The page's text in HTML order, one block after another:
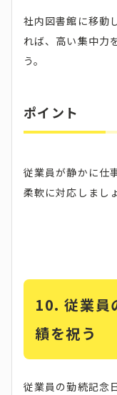
社内図書館に移動
れば、高い集中力
う。
ポイント
従業員が静かに仕
柔軟に対応しましょ
10. 従業員
績を祝う
従業員の勤続記念